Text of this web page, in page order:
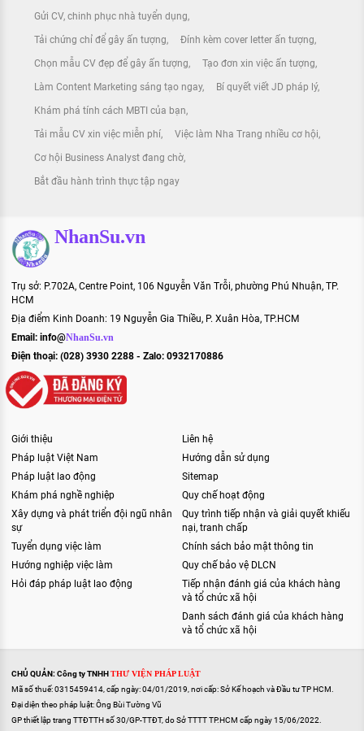
Gửi CV, chinh phục nhà tuyển dụng
Tải chứng chỉ để gây ấn tượng Đính kèm cover letter ấn tượng
Chọn mẫu CV đẹp để gây ấn tượng Tạo đơn xin việc ấn tượng
Làm Content Marketing sáng tạo ngay Bí quyết viết JD pháp lý
Khám phá tính cách MBTI của bạn
Tải mẫu CV xin việc miễn phí Việc làm Nha Trang nhiều cơ hội
Cơ hội Business Analyst đang chờ
Bắt đầu hành trình thực tập ngay
NhanSu.vn
Trụ sở: P.702A, Centre Point, 106 Nguyễn Văn Trỗi, phường Phú Nhuận, TP.
HCM
Địa điểm Kinh Doanh: 19 Nguyễn Gia Thiều, P. Xuân Hòa, TP.HCM
Email: info@NhanSu.vn
Điện thoại: (028) 3930 2288 - Zalo: 0932170886
Giới thiệu
Pháp luật Việt Nam
Pháp luật lao động
Khám phá nghề nghiệp
Xây dựng và phát triển đội ngũ nhân
sự
Tuyển dụng việc làm
Hướng nghiệp việc làm
Hỏi đáp pháp luật lao động
Liên hệ
Hướng dẫn sử dụng
Sitemap
Quy chế hoạt động
Quy trình tiếp nhận và giải quyết khiếu
nại, tranh chấp
Chính sách bảo mật thông tin
Quy chế bảo vệ DLCN
Tiếp nhận đánh giá của khách hàng
và tổ chức xã hội
Danh sách đánh giá của khách hàng
và tổ chức xã hội
CHỦ QUẢN: Công ty TNHHTHƯ VIỆN PHÁP LUẬT
Mã số thuế: 0315459414, cấp ngày: 04/01/2019, nơi cấp: Sở Kế hoạch và Đầu tư TP HCM.
Đại diện theo pháp luật: Ông Bùi Tường Vũ
GP thiết lập trang TTĐTTH số 30/GP-TTĐT, do Sở TTTT TP.HCM cấp ngày 15/06/2022.